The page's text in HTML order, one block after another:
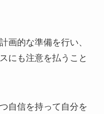
画的な準備を行い、
にも注意を払うこと
自信を持って自分を